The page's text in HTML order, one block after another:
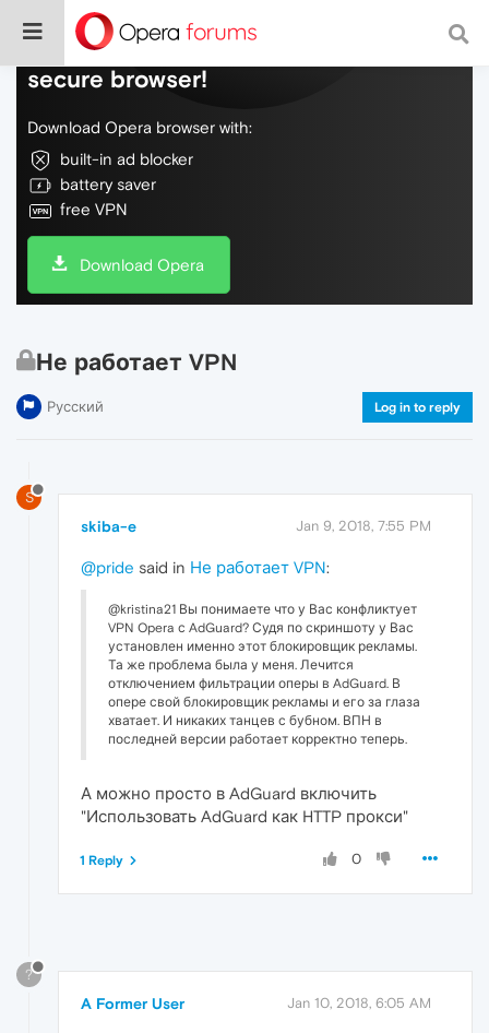
Do more on the web, with a fast and
secure browser!
Download Opera browser with:
built-in ad blocker
battery saver
free VPN
Download Opera
Не работает VPN
Русский Log in to reply
S
skiba-e Jan 9, 2018, 7:55 PM
@pride said in Не работает VPN:
@kristina21 Вы понимаете что у Вас конфликтует
VPN Opera с AdGuard? Судя по скриншоту у Вас
установлен именно этот блокировщик рекламы.
Та же проблема была у меня. Лечится
отключением фильтрации оперы в AdGuard. В
опере свой блокировщик рекламы и его за глаза
хватает. И никаких танцев с бубном. ВПН в
последней версии работает корректно теперь.
А можно просто в AdGuard включить
"Использовать AdGuard как HTTP прокси"
0
1 Reply
?
A Former User Jan 10, 2018, 6:05 AM